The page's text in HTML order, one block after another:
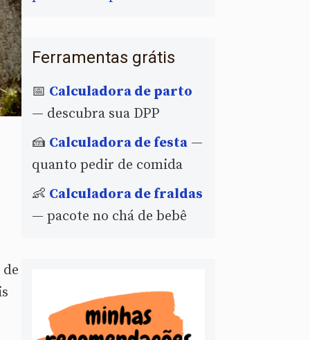
Ferramentas grátis
📅 Calculadora de parto
— descubra sua DPP
🍰 Calculadora de festa —
quanto pedir de comida
👶 Calculadora de fraldas
— pacote no chá de bebê